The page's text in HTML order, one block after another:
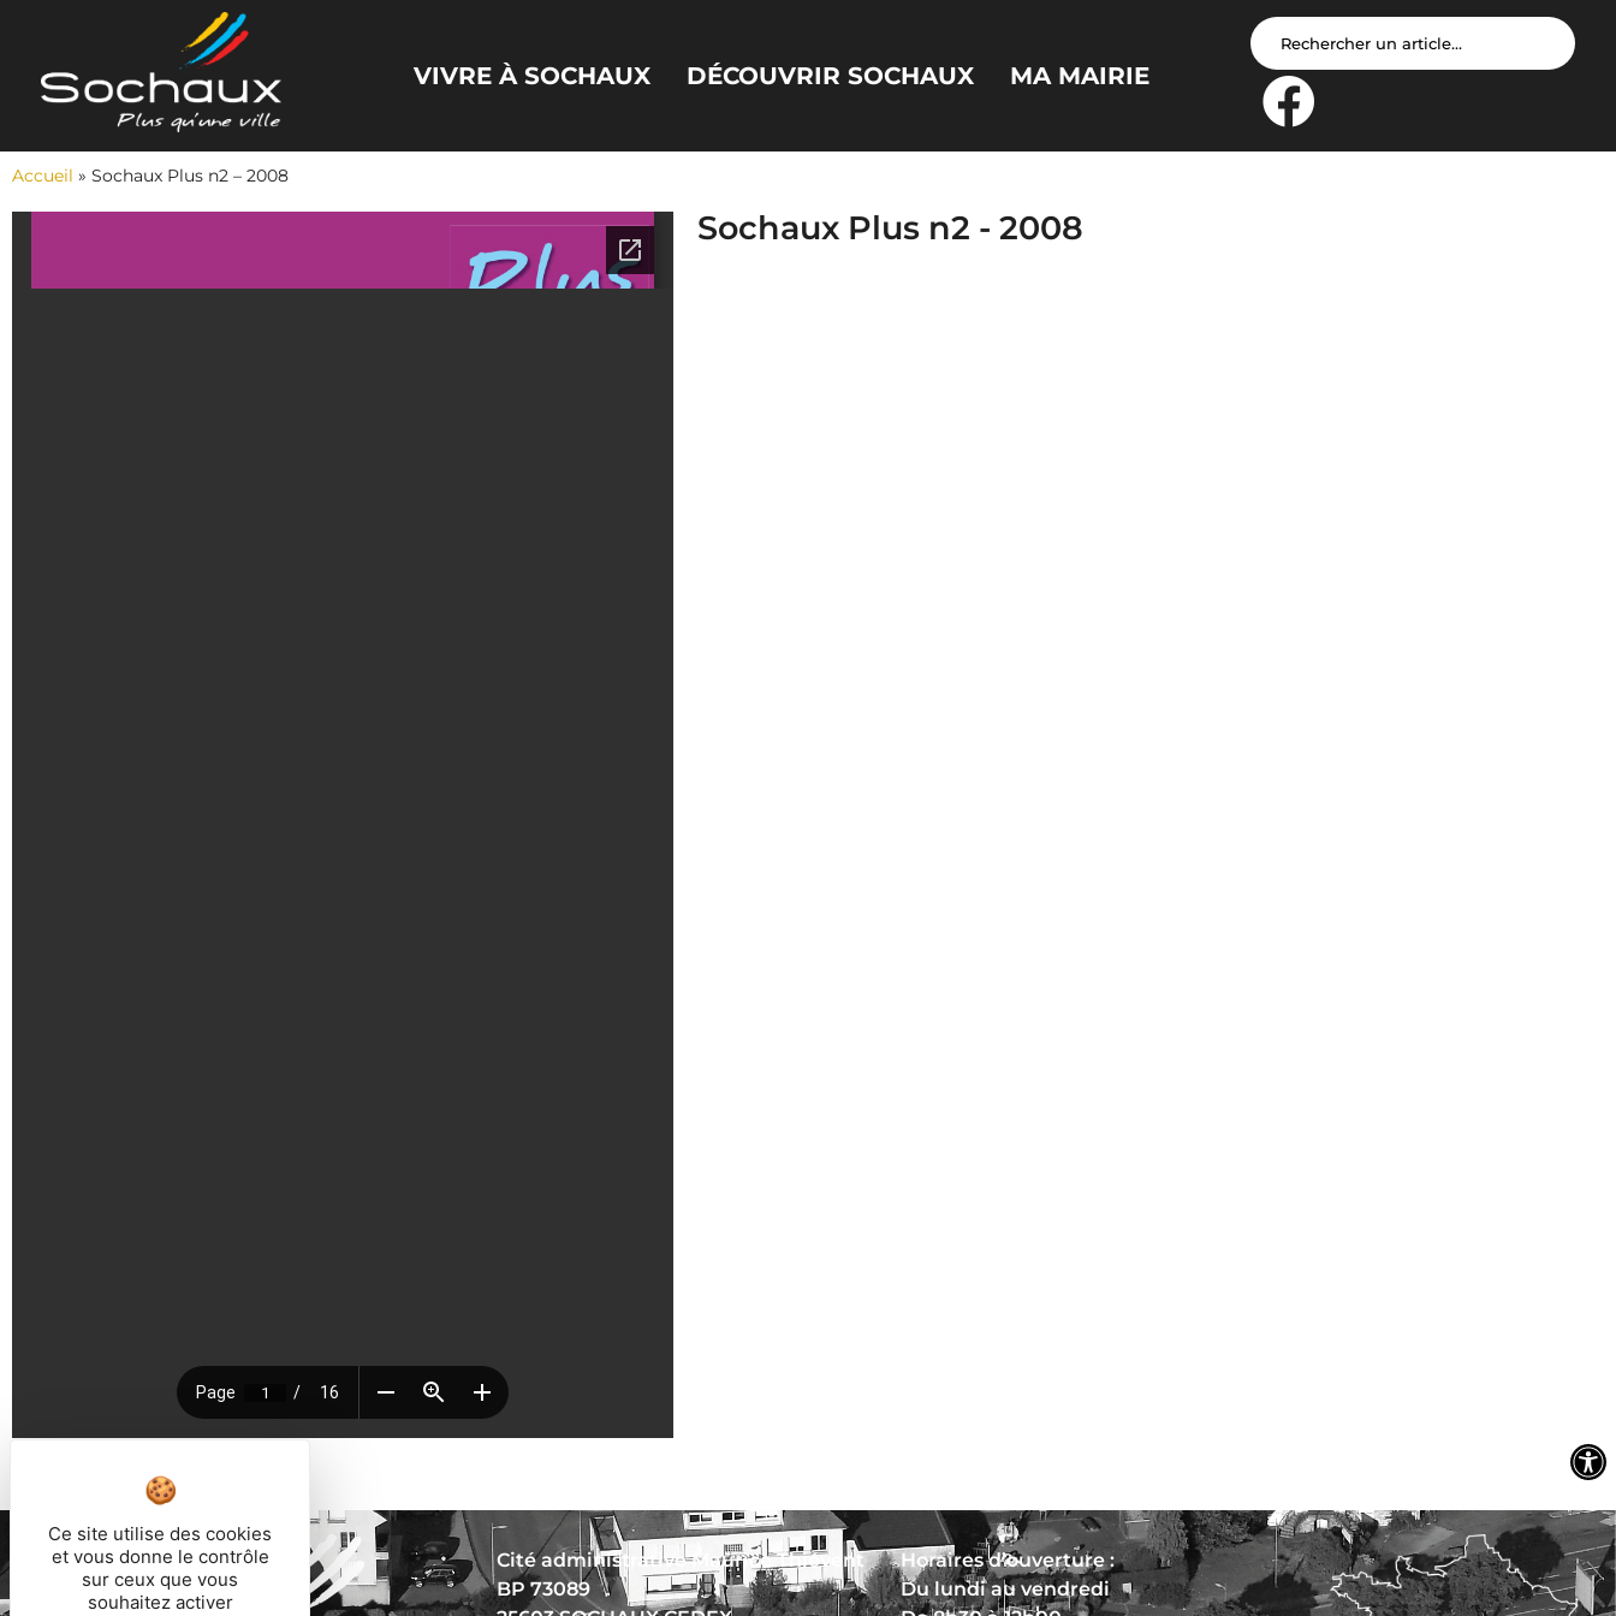
VIVRE À SOCHAUX DÉCOUVRIR SOCHAUX MA MAIRIE
Accueil » Sochaux Plus n2 – 2008
Sochaux Plus n2 - 2008
Cité administrative Maurice Thiévent
BP 73089
Horaires d’ouverture :
Du lundi au vendredi
Panneau de gestion des cookies
Ce site utilise des cookies
et vous donne le contrôle
sur ceux que vous
souhaitez activer